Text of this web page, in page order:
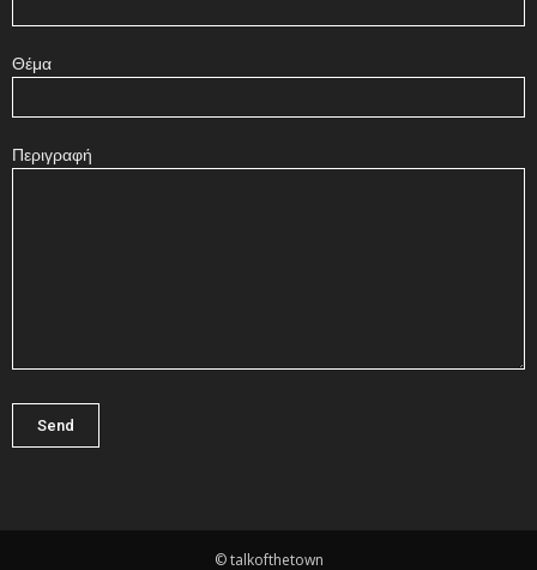
Θέμα
Περιγραφή
© talkofthetown